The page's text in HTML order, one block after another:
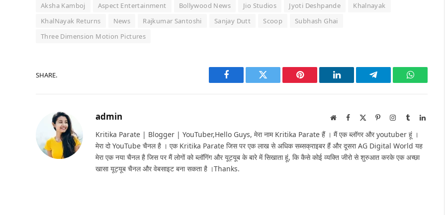
Aksha Kamboj Aspect Entertainment Bollywood News Jio Studios Jyoti Deshpande
Khalnayak
KhalNayak Returns
News Rajkumar Santoshi Sanjay Dutt Scoop
Subhash Ghai
Three Dimension Motion Pictures
SHARE.
Facebook Twitter Pinterest LinkedIn Telegram WhatsApp
admin WebsiteFacebook PinterestInstagram
TumblrLinkedIn
Kritika Parate | Blogger | YouTuber,Hello Guys, मेरा नाम Kritika Parate हैं । मैं एक ब्लॉगर और youtuber हूं ।
मेरा दो YouTube चैनल है । एक Kritika Parate जिस पर एक लाख से अधिक सब्सक्राइबर हैं और दूसरा AG Digital World यह
मेरा एक नया चैनल है जिस पर मैं लोगों को ब्लॉगिंग और यूट्यूब के बारे में सिखाता हूं, कि कैसे कोई व्यक्ति जीरो से शुरुआत करके एक अच्छा
खासा यूट्यूब चैनल और वेबसाइट बना सकता है ।Thanks.